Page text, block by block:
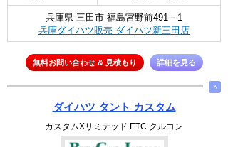
兵庫県 三田市 福島宮野前491－1
兵庫ダイハツ販売 ダイハツ新三田店
無料お問い合わせ & 見積もり 詳細を見る
∧
ダイハツ タント カスタム
カスタムXリミテッド ETC クルコン